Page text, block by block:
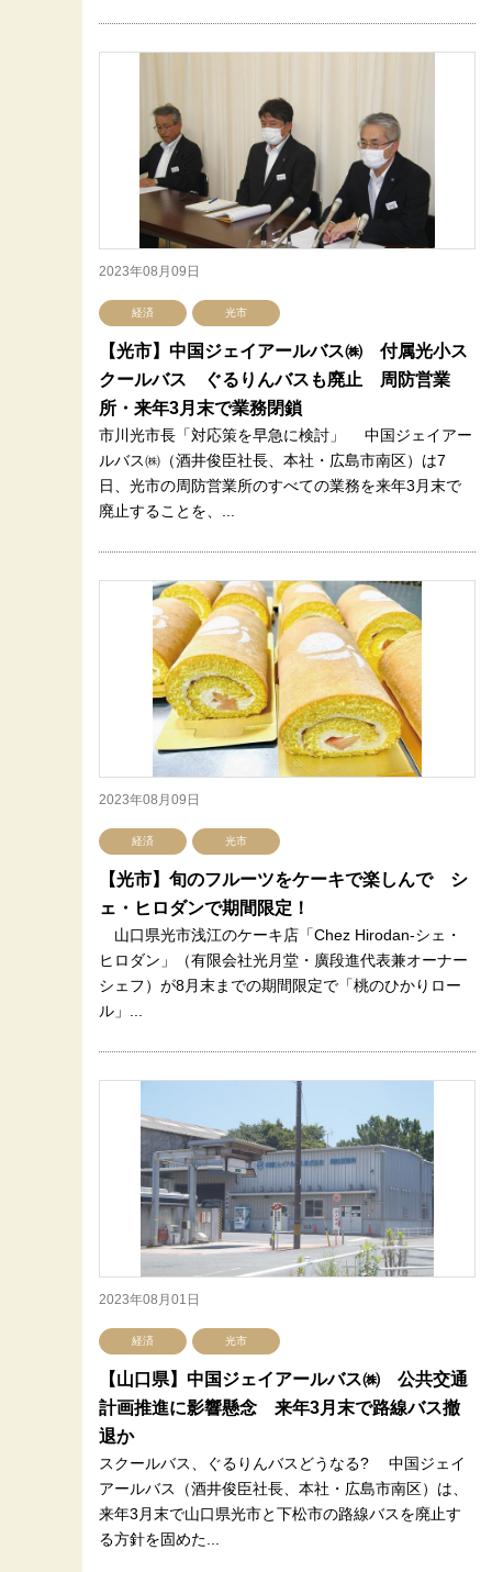
2023年08月09日
経済 光市
【光市】中国ジェイアールバス㈱ 付属光小ス
クールバス ぐるりんバスも廃止 周防営業
所・来年3月末で業務閉鎖
市川光市長「対応策を早急に検討」 中国ジェイアー
ルバス㈱（酒井俊臣社長、本社・広島市南区）は7
日、光市の周防営業所のすべての業務を来年3月末で
廃止することを、...
2023年08月09日
経済 光市
【光市】旬のフルーツをケーキで楽しんで シ
ェ・ヒロダンで期間限定！
山口県光市浅江のケーキ店「Chez Hirodan-シェ・
ヒロダン」（有限会社光月堂・廣段進代表兼オーナー
シェフ）が8月末までの期間限定で「桃のひかりロー
ル」...
2023年08月01日
経済 光市
【山口県】中国ジェイアールバス㈱ 公共交通
計画推進に影響懸念 来年3月末で路線バス撤
退か
スクールバス、ぐるりんバスどうなる? 中国ジェイ
アールバス（酒井俊臣社長、本社・広島市南区）は、
来年3月末で山口県光市と下松市の路線バスを廃止す
る方針を固めた...